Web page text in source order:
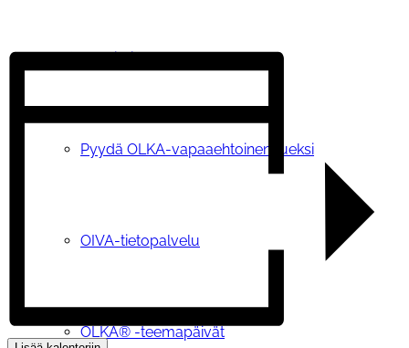
OLKA®-toiminta
Pyydä OLKA-vapaaehtoinen tueksi
OIVA-tietopalvelu
OLKA® -teemapäivät